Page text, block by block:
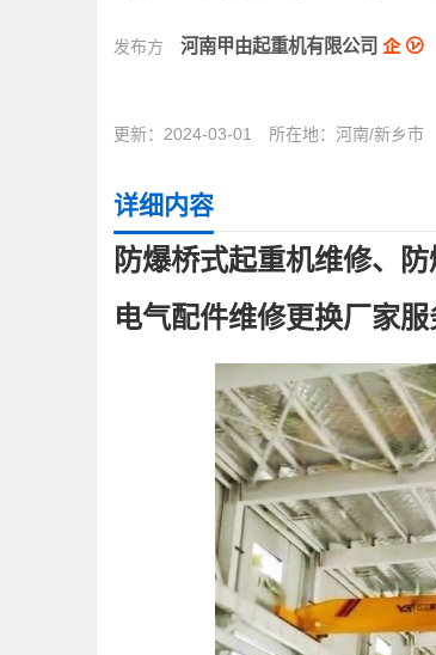
发布方 河南甲由起重机有限公司
更新：2024-03-01 所在地： 河南/新乡市
详细内容
防爆桥式起重机维修、
电气配件维修更换厂家